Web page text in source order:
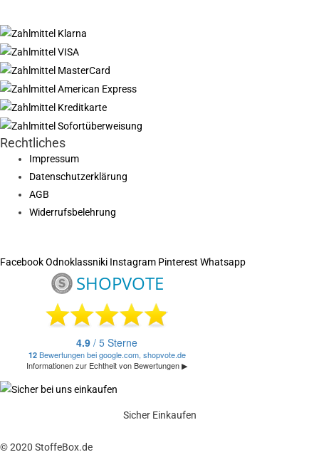
Rechtliches
Impressum
Datenschutzerklärung
AGB
Widerrufsbelehrung
FacebookOdnoklassniki Instagram Pinterest Whatsapp
Sicher Einkaufen
© 2020 StoffeBox.de